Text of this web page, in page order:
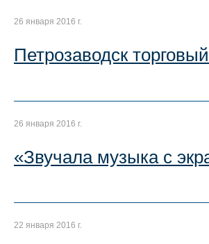
26 января 2016 г.
Петрозаводск торговый
26 января 2016 г.
«Звучала музыка с
22 января 2016 г.